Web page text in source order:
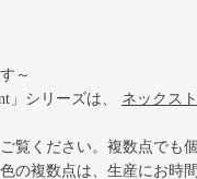
～
」シリーズは、 ネックス
覧ください。複数点でも
の複数点は、生産にお